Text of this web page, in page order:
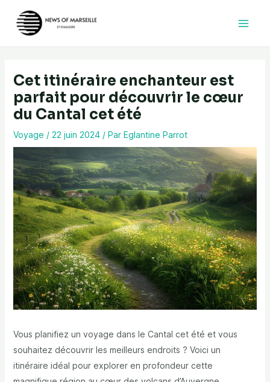
contenu
Cet itinéraire enchanteur est
parfait pour découvrir le cœur
du Cantal cet été
Voyage / 22 juin 2024 / Par Eglantine Parrot
Vous planifiez un voyage dans le Cantal cet été et vous
souhaitez découvrir les meilleurs endroits ? Voici un
itinéraire idéal pour explorer en profondeur cette